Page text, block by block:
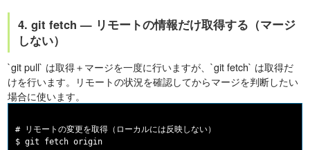
4. git fetch — リモートの情報だけ取得する（マージ
しない）
`git pull` は取得＋マージを一度に行いますが、`git fetch` は取得だ
けを行います。リモートの状況を確認してからマージを判断したい
場合に使います。
# リモートの変更を取得（ローカルには反映しない）
$ git fetch origin